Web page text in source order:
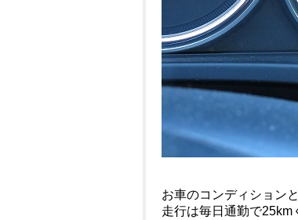
お車のコンディション
走行は毎日通勤で25km